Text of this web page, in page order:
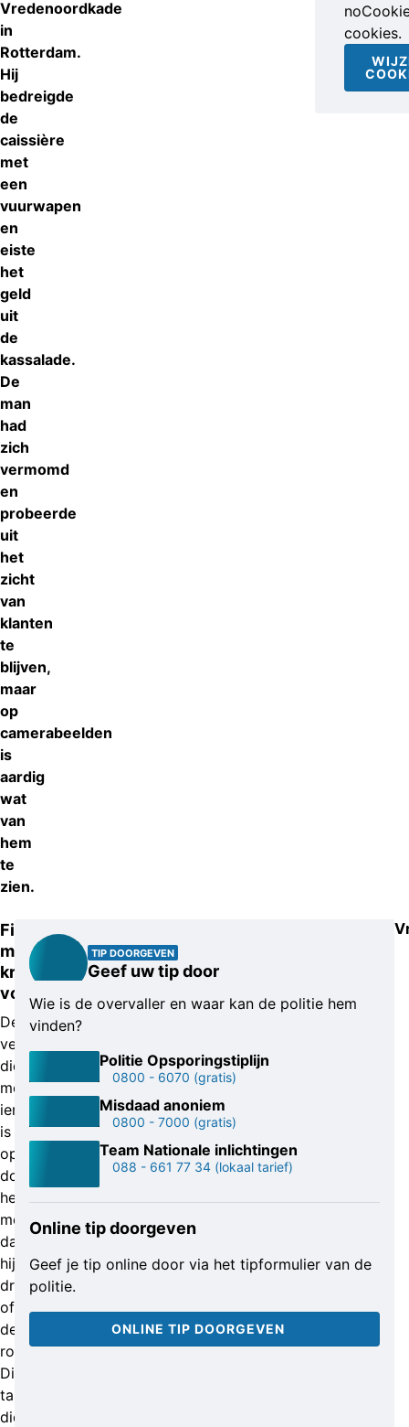
Vredenoordkade
in
Rotterdam.
Hij
bedreigde
de
caissière
met
een
vuurwapen
en
eiste
het
geld
uit
de
kassalade.
De
man
had
zich
vermomd
en
probeerde
uit
het
zicht
van
klanten
te
blijven,
maar
op
camerabeelden
is
aardig
wat
van
hem
te
zien.
cookies.
Fiets
met
krat
voorop
De
verdachte,
die
mogelijk
iemand
is
opgevallen
door
het
mondmasker
dat
hij
droeg
of
de
rode
Dirk-
tas
die
TIP DOORGEVEN
Geef uw tip door
Wie is de overvaller en waar kan de politie hem
vinden?
Politie Opsporingstiplijn
0800 - 6070 (gratis)
Misdaad anoniem
0800 - 7000 (gratis)
Team Nationale inlichtingen
088 - 661 77 34 (lokaal tarief)
Online tip doorgeven
Geef je tip online door via het tipformulier van de
politie.
ONLINE TIP DOORGEVEN